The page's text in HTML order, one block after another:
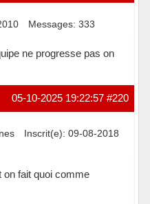
Messages: 333
ne progresse pas on
#220
05-10-2025 19:22:57
Inscrit(e): 09-08-2018
on fait quoi comme